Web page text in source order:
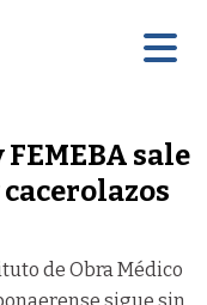
sale
de Obra Médico
sigue sin